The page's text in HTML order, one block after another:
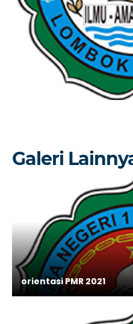
Galeri
orientasi PMR 2021